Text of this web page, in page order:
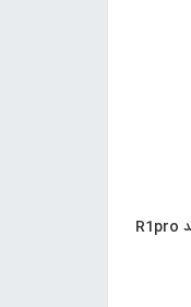
دستگیره درب هوشمند R1pro